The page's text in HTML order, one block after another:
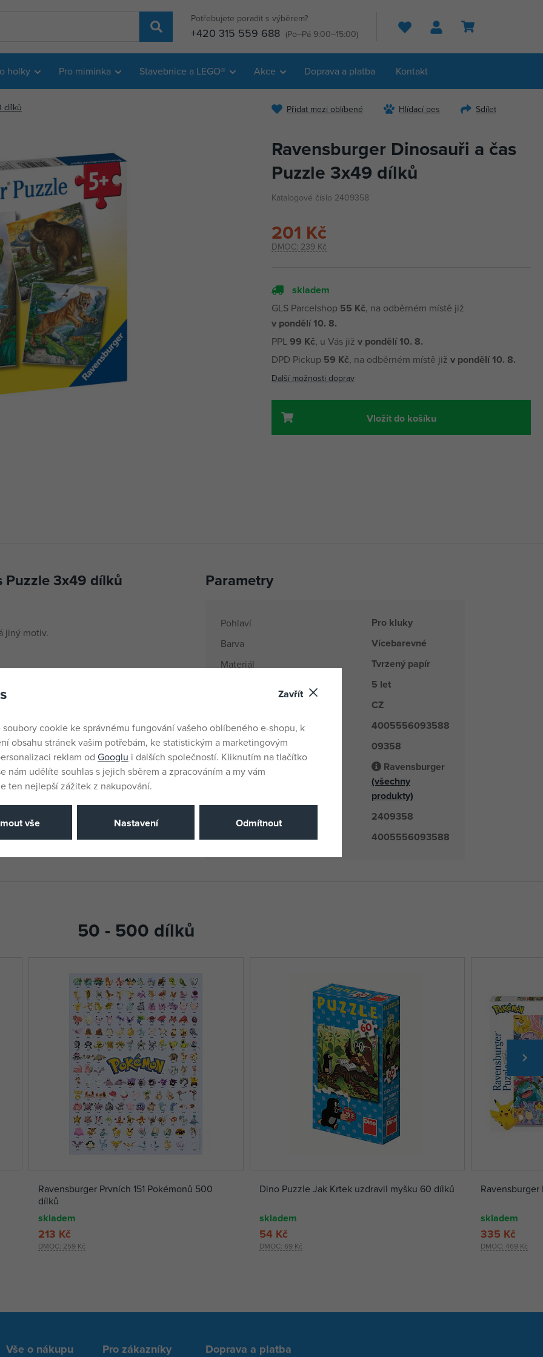
Potřebujete poradit s výběrem?
+420 315 559 688 (Po–Pá 9:00–15:00) Hledat
holky Pro miminka Stavebnice a LEGO® Akce Doprava a platba Kontakt
dílků Přidat mezi oblíbené Hlídací pes Sdílet
Ravensburger Dinosauři a čas
Puzzle 3x49 dílků
Katalogové číslo 2409358
DMOC: 239 Kč
201 Kč
skladem
GLS Parcelshop 55 Kč, na odběrném místě již
v pondělí 10. 8.
PPL99 Kč, u Vás již v pondělí 10. 8.
DPD Pickup 59 Kč, na odběrném místě již v pondělí 10. 8.
Další možnosti doprav
Vložit do košíku
Puzzle 3x49 dílků
jiný motiv.
Parametry
Pohlaví Pro kluky
Barva Vícebarevné
Materiál Tvrzený papír
5 let
CZ
EANs 4005556093588
Dodavatelské číslo 09358
Výrobce / Dodavatel
Ravensburger
(všechny
produkty)
Katalogové číslo 2409358
EAN 4005556093588
50 - 500 dílků
Ravensburger Prvních 151 Pokémonů 500
dílků
skladem
DMOC: 259 Kč
213 Kč
Dino Puzzle Jak Krtek uzdravil myšku 60 dílků
skladem
DMOC: 69 Kč
54 Kč
skladem
DMOC: 469 Kč
335 Kč
Vše o nákupu Pro zákazníky Doprava a platba
Zavřít
soubory cookie ke správnému fungování vašeho oblíbeného e-shopu, k
obsahu stránek vašim potřebám, ke statistickým a marketingovým
reklam od Googlu i dalších společností. Kliknutím na tlačítko
nám udělíte souhlas s jejich sběrem a zpracováním a my vám
ten nejlepší zážitek z nakupování.
vše Nastavení Odmítnout